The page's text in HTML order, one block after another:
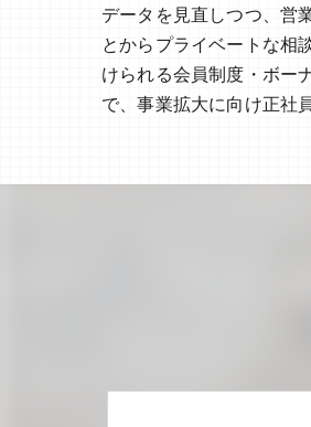
データを見直しつつ、営
とからプライベートな相
けられる会員制度・ボー
で、事業拡大に向け正社